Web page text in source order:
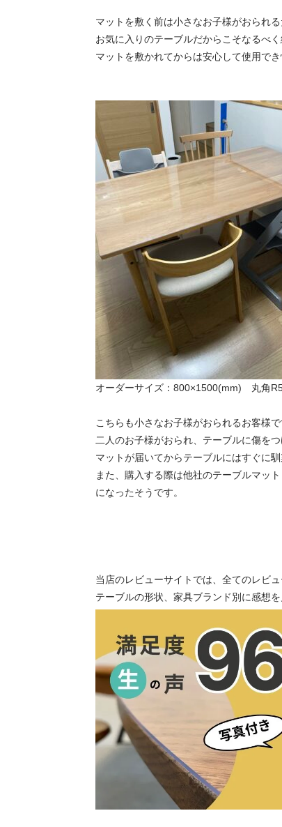
マットを敷く前は小さなお子様がおられ
お気に入りのテーブルだからこそなるべ
マットを敷かれてからは安心して使用で
オーダーサイズ：800×1500(mm) 丸角
こちらも小さなお子様がおられるお客様で
二人のお子様がおられ、テーブルに傷を
マットが届いてからテーブルにはすぐに
また、購入する際は他社のテーブルマッ
になったそうです。
当店のレビューサイトでは、全てのレビ
テーブルの形状、家具ブランド別に感想を